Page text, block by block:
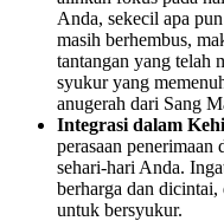
Anda, sekecil apa
masih berhembus,
tantangan yang telah
syukur yang
anugerah dari Sang
Integrasi dalam
perasaan
sehari-hari Anda.
berharga dan dicintai,
untuk bersyukur.